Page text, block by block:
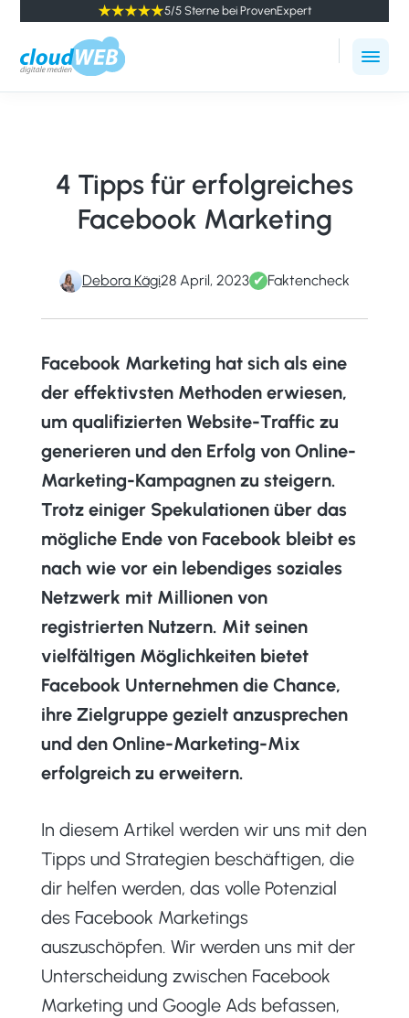
5/5 Sterne bei ProvenExpert
4 Tipps für erfolgreiches
Facebook Marketing
Debora Kägi28 April, 2023 ✔ Faktencheck
Facebook Marketing hat sich als eine
der effektivsten Methoden erwiesen,
um qualifizierten Website-Traffic zu
generieren und den Erfolg von Online-
Marketing-Kampagnen zu steigern.
Trotz einiger Spekulationen über das
mögliche Ende von Facebook bleibt es
nach wie vor ein lebendiges soziales
Netzwerk mit Millionen von
registrierten Nutzern. Mit seinen
vielfältigen Möglichkeiten bietet
Facebook Unternehmen die Chance,
ihre Zielgruppe gezielt anzusprechen
und den Online-Marketing-Mix
erfolgreich zu erweitern.
In diesem Artikel werden wir uns mit den
Tipps und Strategien beschäftigen, die
dir helfen werden, das volle Potenzial
des Facebook Marketings
auszuschöpfen. Wir werden uns mit der
Unterscheidung zwischen Facebook
Marketing und Google Ads befassen,